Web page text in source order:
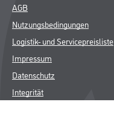
AGB
Nutzungsbedingungen
Logistik- und Servicepreisliste
Impressum
Datenschutz
Integrität